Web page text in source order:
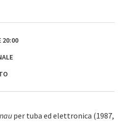
20:00
per tuba ed elettronica (1987,